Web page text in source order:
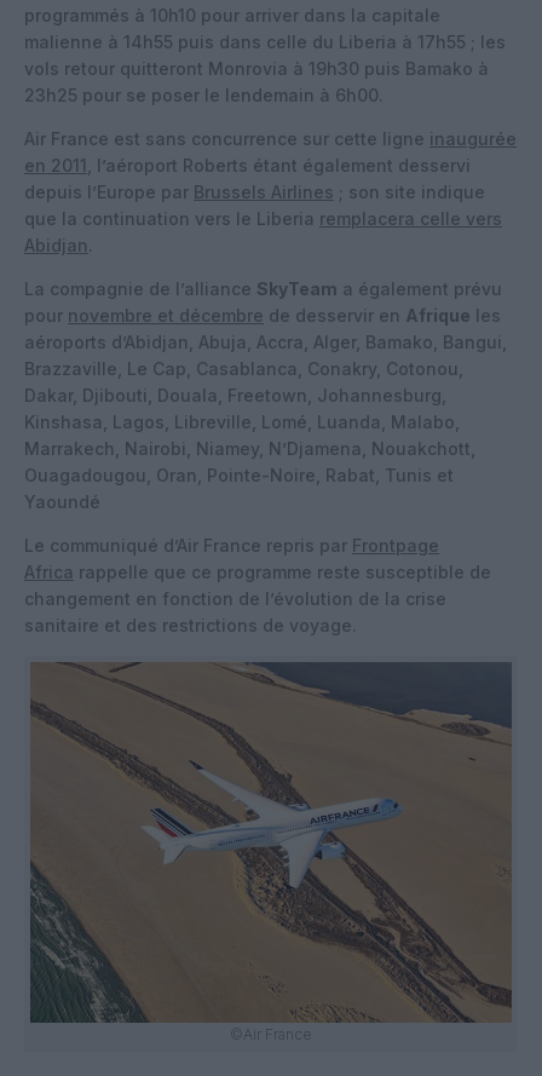
programmés à 10h10 pour arriver dans la capitale
malienne à 14h55 puis dans celle du Liberia à 17h55 ; les
vols retour quitteront Monrovia à 19h30 puis Bamako à
23h25 pour se poser le lendemain à 6h00.
Air France est sans concurrence sur cette ligne inaugurée
en 2011
, l’aéroport Roberts étant également desservi
depuis l’Europe par Brussels Airlines ; son site indique
que la continuation vers le Liberia remplacera celle vers
Abidjan.
La compagnie de l’alliance SkyTeam a également prévu
pour novembre et décembre de desservir en Afrique les
aéroports d’Abidjan, Abuja, Accra, Alger, Bamako, Bangui,
Brazzaville, Le Cap, Casablanca, Conakry, Cotonou,
Dakar, Djibouti, Douala, Freetown, Johannesburg,
Kinshasa, Lagos, Libreville, Lomé, Luanda, Malabo,
Marrakech, Nairobi, Niamey, N’Djamena, Nouakchott,
Ouagadougou, Oran, Pointe-Noire, Rabat, Tunis et
Yaoundé
Le communiqué d’Air France repris par Frontpage
Africa rappelle que ce programme reste susceptible de
changement en fonction de l’évolution de la crise
sanitaire et des restrictions de voyage.
©Air France